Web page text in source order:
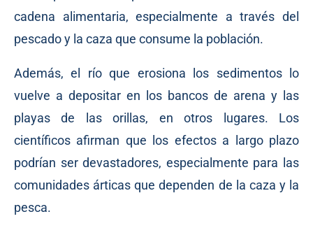
cadena alimentaria, especialmente a través del
pescado y la caza que consume la población.
Además, el río que erosiona los sedimentos lo
vuelve a depositar en los bancos de arena y las
playas de las orillas, en otros lugares. Los
científicos afirman que los efectos a largo plazo
podrían ser devastadores, especialmente para las
comunidades árticas que dependen de la caza y la
pesca.